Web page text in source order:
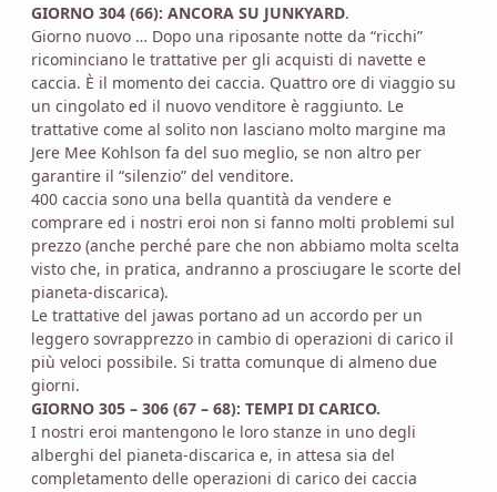
GIORNO 304 (66): ANCORA SU JUNKYARD.
Giorno nuovo … Dopo una riposante notte da “ricchi”
ricominciano le trattative per gli acquisti di navette e
caccia. È il momento dei caccia. Quattro ore di viaggio su
un cingolato ed il nuovo venditore è raggiunto. Le
trattative come al solito non lasciano molto margine ma
Jere Mee Kohlson fa del suo meglio, se non altro per
garantire il “silenzio” del venditore.
400 caccia sono una bella quantità da vendere e
comprare ed i nostri eroi non si fanno molti problemi sul
prezzo (anche perché pare che non abbiamo molta scelta
visto che, in pratica, andranno a prosciugare le scorte del
pianeta-discarica).
Le trattative del jawas portano ad un accordo per un
leggero sovrapprezzo in cambio di operazioni di carico il
più veloci possibile. Si tratta comunque di almeno due
giorni.
GIORNO 305 – 306 (67 – 68): TEMPI DI CARICO.
I nostri eroi mantengono le loro stanze in uno degli
alberghi del pianeta-discarica e, in attesa sia del
completamento delle operazioni di carico dei caccia